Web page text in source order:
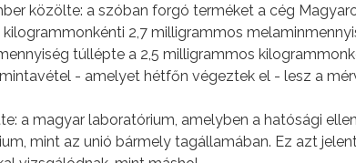
közölte: a szóban forgó terméket a cég
kilogrammonkénti 2,7 milligrammos
túllépte a 2,5 milligrammos
- amelyet hétfőn végeztek el - lesz a
a magyar laboratórium, amelyben a hatósági
mint az unió bármely tagállamában. Ez azt